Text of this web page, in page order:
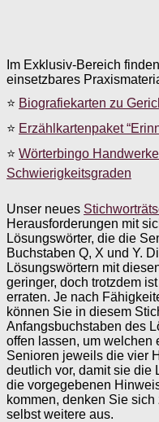
Im Exklusiv-Bereich
einsetzbares
⭐ Biografiekarten zu
⭐ Erzählkartenpaket
⭐ Wörterbingo
Schwierigkeitsgraden
Unser neues
Herausforderungen mit
Lösungswörter, die die
Buchstaben Q, X und Y.
Lösungswörtern mit
geringer, doch trotzdem
erraten. Je nach
können Sie in diesem
Anfangsbuchstaben des
offen lassen, um welchen
Senioren jeweils die vier
deutlich vor, damit sie die
die vorgegebenen
kommen, denken Sie
selbst weitere aus.